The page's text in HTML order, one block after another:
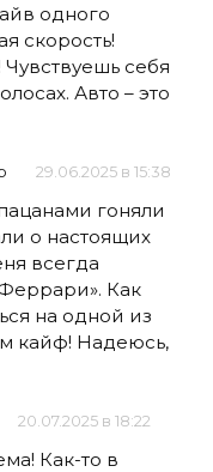
одного
скорость!
себя
Авто – это
29.06.2025 в 15:38
гоняли
о настоящих
всегда
Как
на одной из
кайф! Надеюсь,
20.07.2025 в 18:22
Как-то в